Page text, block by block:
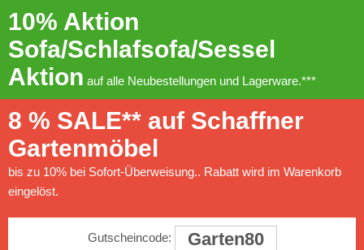
10% Aktion
Sofa/Schlafsofa/Sessel
Aktion auf alle Neubestellungen und Lagerware.***
8 % SALE** auf Schaffner
Gartenmöbel
bis zu 10% bei Sofort-Überweisung.. Rabatt wird im Warenkorb
eingelöst.
Gutscheincode: Garten80